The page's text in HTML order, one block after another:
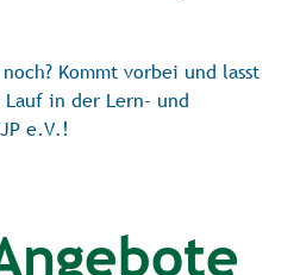
Kommt vorbei und lasst
in der Lern- und
e.V.!